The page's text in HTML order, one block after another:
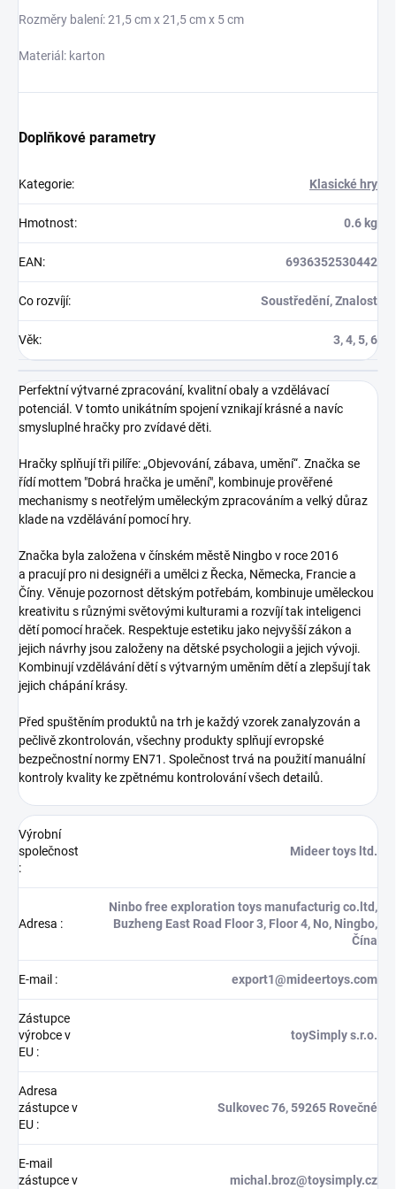
Rozměry balení: 21,5 cm x 21,5 cm x 5 cm
Materiál: karton
Doplňkové parametry
Kategorie: Klasické hry
Hmotnost: 0.6 kg
EAN: 6936352530442
Co rozvíjí: Soustředění, Znalost
Věk: 3, 4, 5, 6
Perfektní výtvarné zpracování, kvalitní obaly a vzdělávací
potenciál. V tomto unikátním spojení vznikají krásné a navíc
smysluplné hračky pro zvídavé děti.
Hračky splňují tři pilíře: „Objevování, zábava, umění“. Značka se
řídí mottem "Dobrá hračka je umění", kombinuje prověřené
mechanismy s neotřelým uměleckým zpracováním a velký důraz
klade na vzdělávání pomocí hry.
Značka byla založena v čínském městě Ningbo v roce 2016
a pracují pro ni designéři a umělci z Řecka, Německa, Francie a
Číny. Věnuje pozornost dětským potřebám, kombinuje uměleckou
kreativitu s různými světovými kulturami a rozvíjí tak inteligenci
dětí pomocí hraček. Respektuje estetiku jako nejvyšší zákon a
jejich návrhy jsou založeny na dětské psychologii a jejich vývoji.
Kombinují vzdělávání dětí s výtvarným uměním dětí a zlepšují tak
jejich chápání krásy.
Před spuštěním produktů na trh je každý vzorek zanalyzován a
pečlivě zkontrolován, všechny produkty splňují evropské
bezpečnostní normy EN71. Společnost trvá na použití manuální
kontroly kvality ke zpětnému kontrolování všech detailů.
Výrobní
společnost
:
Mideer toys ltd.
Adresa :
Ninbo free exploration toys manufacturig co.ltd,
Buzheng East Road Floor 3, Floor 4, No, Ningbo,
Čína
E-mail : export1@mideertoys.com
Zástupce
výrobce v
EU :
toySimply s.r.o.
Adresa
zástupce v
EU :
Sulkovec 76, 59265 Rovečné
E-mail
zástupce v
michal.broz@toysimply.cz